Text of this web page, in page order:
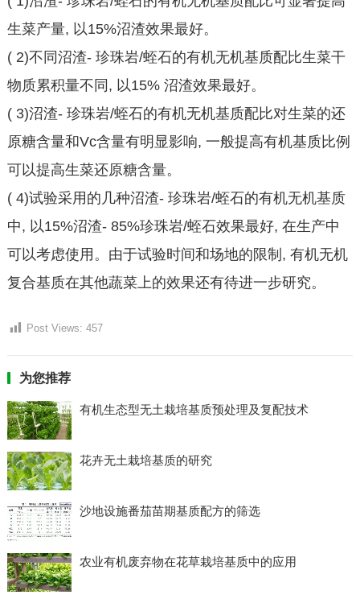
生菜产量, 以15%沼渣效果最好。
( 2)不同沼渣- 珍珠岩/蛭石的有机无机基质配比生菜干
物质累积量不同, 以15% 沼渣效果最好。
( 3)沼渣- 珍珠岩/蛭石的有机无机基质配比对生菜的还
原糖含量和Vc含量有明显影响, 一般提高有机基质比例
可以提高生菜还原糖含量。
( 4)试验采用的几种沼渣- 珍珠岩/蛭石的有机无机基质
中, 以15%沼渣- 85%珍珠岩/蛭石效果最好, 在生产中
可以考虑使用。由于试验时间和场地的限制, 有机无机
复合基质在其他蔬菜上的效果还有待进一步研究。
Post Views: 457
为您推荐
有机生态型无土栽培基质预处理及复配技术
花卉无土栽培基质的研究
沙地设施番茄苗期基质配方的筛选
农业有机废弃物在花草栽培基质中的应用